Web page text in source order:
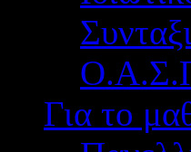
Για το